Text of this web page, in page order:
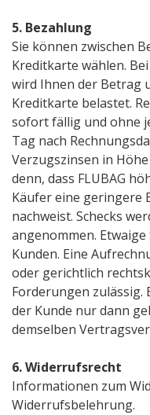
5. Bezahlung
Sie können zwischen
Kreditkarte wählen.
wird Ihnen der Betrag
Kreditkarte belastet.
sofort fällig und ohne
Tag nach
Verzugszinsen in
denn, dass FLUBAG
Käufer eine geringere
nachweist. Schecks
angenommen.
Kunden. Eine
oder gerichtlich
Forderungen
der Kunde nur dann
demselben
6. Widerrufsrecht
Informationen zum
Widerrufsbelehrung.